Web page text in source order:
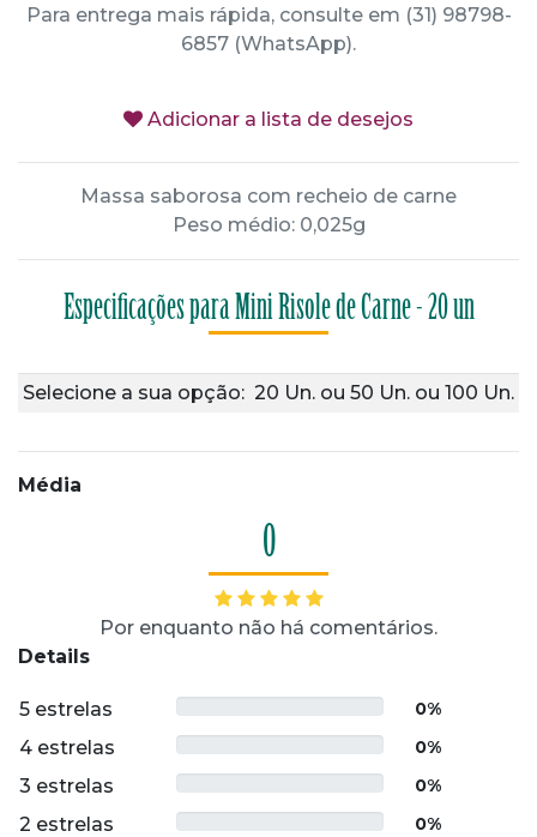
Para entrega mais rápida, consulte em (31) 98798-
6857 (WhatsApp).
Adicionar a lista de desejos
Massa saborosa com recheio de carne
Peso médio: 0,025g
Especificações para Mini Risole de Carne - 20 un
Selecione a sua opção: 20 Un. ou 50 Un. ou 100 Un.
Média
0
Por enquanto não há comentários.
Details
5 estrelas 0%
4 estrelas 0%
3 estrelas 0%
2 estrelas 0%